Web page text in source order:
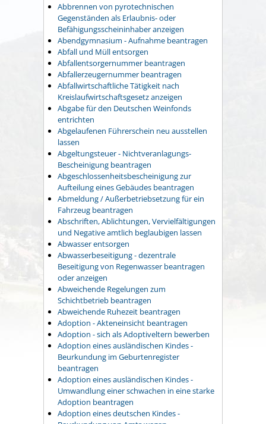
Abbrennen von pyrotechnischen
Gegenständen als Erlaubnis- oder
Befähigungsscheininhaber anzeigen
Abendgymnasium - Aufnahme beantragen
Abfall und Müll entsorgen
Abfallentsorgernummer beantragen
Abfallerzeugernummer beantragen
Abfallwirtschaftliche Tätigkeit nach
Kreislaufwirtschaftsgesetz anzeigen
Abgabe für den Deutschen Weinfonds
entrichten
Abgelaufenen Führerschein neu ausstellen
lassen
Abgeltungsteuer - Nichtveranlagungs-
Bescheinigung beantragen
Abgeschlossenheitsbescheinigung zur
Aufteilung eines Gebäudes beantragen
Abmeldung / Außerbetriebsetzung für ein
Fahrzeug beantragen
Abschriften, Ablichtungen, Vervielfältigungen
und Negative amtlich beglaubigen lassen
Abwasser entsorgen
Abwasserbeseitigung - dezentrale
Beseitigung von Regenwasser beantragen
oder anzeigen
Abweichende Regelungen zum
Schichtbetrieb beantragen
Abweichende Ruhezeit beantragen
Adoption - Akteneinsicht beantragen
Adoption - sich als Adoptiveltern bewerben
Adoption eines ausländischen Kindes -
Beurkundung im Geburtenregister
beantragen
Adoption eines ausländischen Kindes -
Umwandlung einer schwachen in eine starke
Adoption beantragen
Adoption eines deutschen Kindes -